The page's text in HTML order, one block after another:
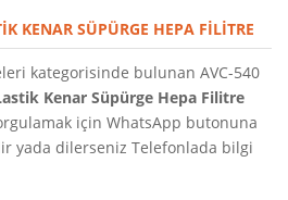
KENAR SÜPÜRGE HEPA FILITRE
kategorisinde bulunan AVC-540
Kenar Süpürge Hepa Filitre
için WhatsApp butonuna
yada dilerseniz Telefonlada bilgi